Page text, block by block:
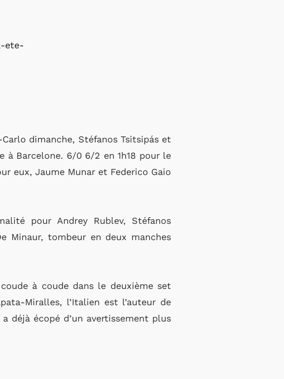
dimanche, Stéfanos Tsitsipás et
à Barcelone. 6/0 6/2 en 1h18 pour le
eux, Jaume Munar et Federico Gaio
pour Andrey Rublev, Stéfanos
Minaur, tombeur en deux manches
à coude dans le deuxième set
Miralles, l’Italien est l’auteur de
déjà écopé d’un avertissement plus